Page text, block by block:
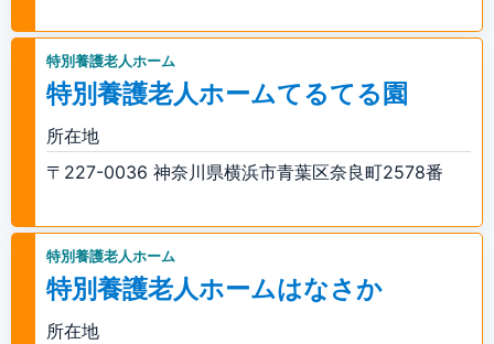
特別養護老人ホーム
特別養護老人ホームてるてる園
所在地
〒227-0036 神奈川県横浜市青葉区奈良町2578番
特別養護老人ホーム
特別養護老人ホームはなさか
所在地